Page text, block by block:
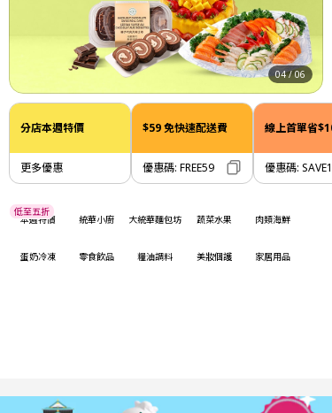
04/06
分店本週特價
更多優惠
$59 免快速配送費
優惠碼: FREE59
線上首單省$10
優惠碼: SAVE10
低至五折
本週特價 統華小廚 大統華麵包坊 蔬菜水果 肉類海鮮
蛋奶冷凍 零食飲品 糧油調料 美妝個護 家居用品